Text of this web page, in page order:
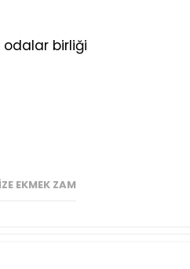
odalar birliği
EKMEK ZAM